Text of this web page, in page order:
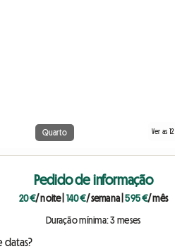
Quarto Ver as
Pedido de informação
20 €/ noite| 140 €/ semana|595 €/ mês
Duração mínima: 3 meses
datas?